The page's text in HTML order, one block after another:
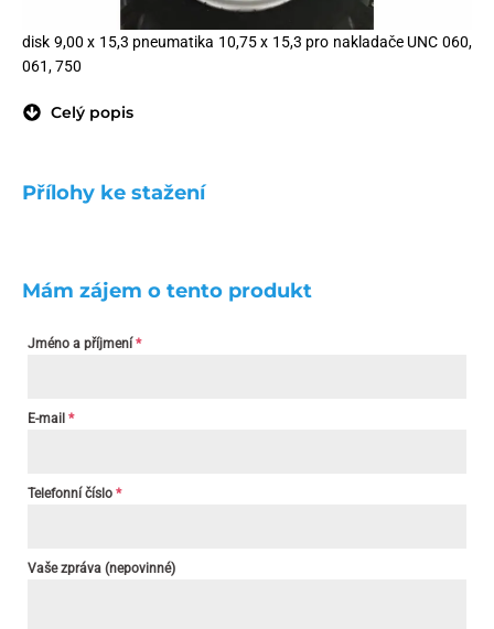
disk 9,00 x 15,3 pneumatika 10,75 x 15,3 pro nakladače UNC 060,
061, 750
Celý popis
Přílohy ke stažení
Mám zájem o tento produkt
Jméno a příjmení *
E-mail *
Telefonní číslo *
Vaše zpráva (nepovinné)